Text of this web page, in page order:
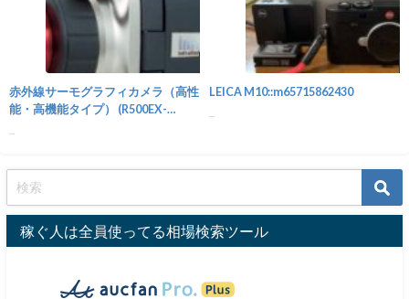
赤外線サーモグラフィカメラ（高性
能・高機能タイプ） (R500EX-
LEICA M10::m65715862430
稼ぐ人は全員使ってる相場検索ツール